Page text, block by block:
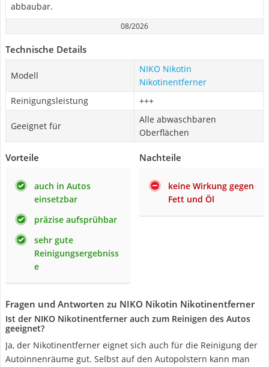
abbaubar.
08/2026
Technische Details
Modell
NIKO Nikotin
Nikotinentferner
Reinigungsleistung
+++
Geeignet für
Alle abwaschbaren
Oberflächen
Vorteile
auch in Autos
einsetzbar
präzise aufsprühbar
sehr gute
Reinigungsergebniss
e
Nachteile
keine Wirkung gegen
Fett und Öl
Fragen und Antworten zu NIKO Nikotin Nikotinentferner
Ist der NIKO Nikotinentferner auch zum Reinigen des Autos
geeignet?
Ja, der Nikotinentferner eignet sich auch für die Reinigung der
Autoinnenräume gut. Selbst auf den Autopolstern kann man